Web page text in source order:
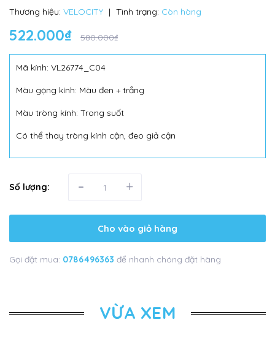
Thương hiệu: VELOCITY | Tình trạng: Còn hàng
522.000₫ 580.000₫
Mã kính: VL26774_C04
Màu gọng kính: Màu đen + trắng
Màu tròng kính: Trong suốt
Có thể thay tròng kính cận, đeo giả cận
Số lượng: - +
Cho vào giỏ hàng
Gọi đặt mua: 0786496363 để nhanh chóng đặt hàng
VỪA XEM